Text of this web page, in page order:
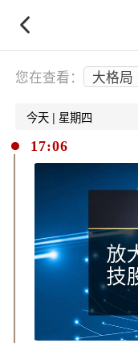
您在查看： 大格局
今天 | 星期四
17:06